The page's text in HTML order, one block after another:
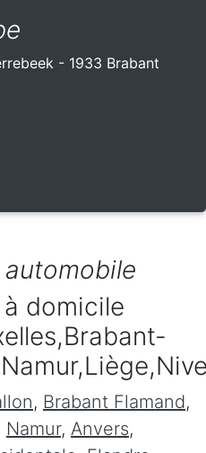
- 1933 Brabant
domicile
, Brabant Flamand,
Namur, Anvers,